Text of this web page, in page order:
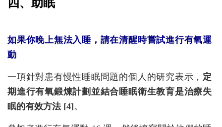
四、助眠
如果你晚上無法入睡，請在清醒時嘗試進行有氧運
動
一項針對患有慢性睡眠問題的個人的研究表示， 定
期進行有氧鍛煉計劃並結合睡眠衛生教育是治療失
眠的有效方法 [4]。